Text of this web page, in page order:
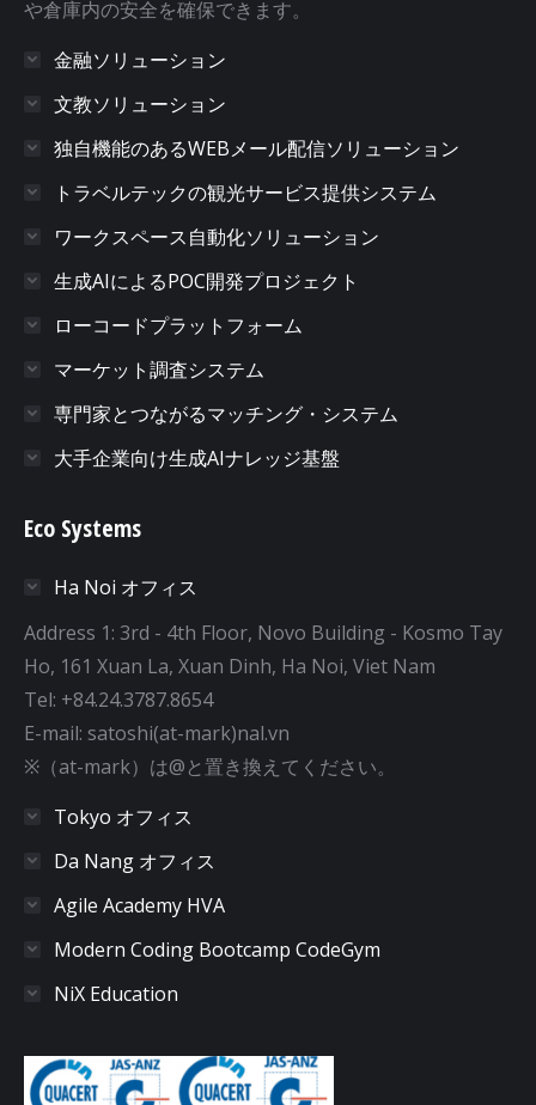
や倉庫内の安全を確保できます。
金融ソリューション
文教ソリューション
独自機能のあるWEBメール配信ソリューション
トラベルテックの観光サービス提供システム
ワークスペース自動化ソリューション
生成AIによるPOC開発プロジェクト
ローコードプラットフォーム
マーケット調査システム
専門家とつながるマッチング・システム
大手企業向け生成AIナレッジ基盤
Eco Systems
Ha Noi オフィス
Address 1: 3rd - 4th Floor, Novo Building - Kosmo Tay
Ho, 161 Xuan La, Xuan Dinh, Ha Noi, Viet Nam
Tel: +84.24.3787.8654
E-mail: satoshi(at-mark)nal.vn
※（at-mark）は@と置き換えてください。
Tokyo オフィス
Da Nang オフィス
Agile Academy HVA
Modern Coding Bootcamp CodeGym
NiX Education